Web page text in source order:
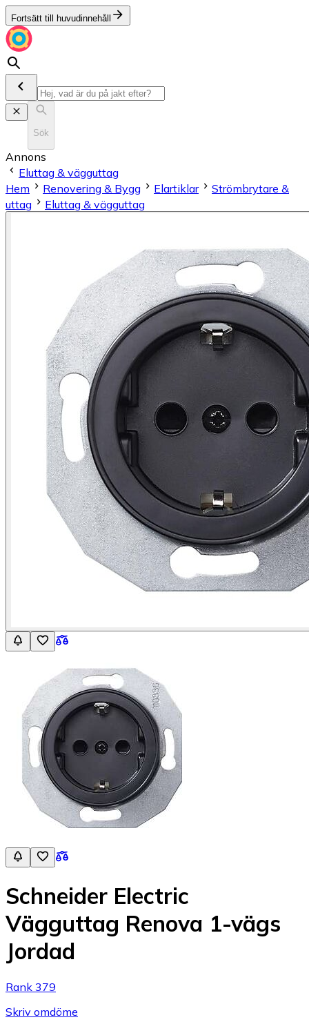
Fortsätt till huvudinnehåll
Sök
Annons
Eluttag & vägguttag
Hem
Renovering & Bygg Elartiklar
Strömbrytare &
uttag
Eluttag & vägguttag
Schneider Electric
Vägguttag Renova 1-vägs
Jordad
Rank 379
Skriv omdöme